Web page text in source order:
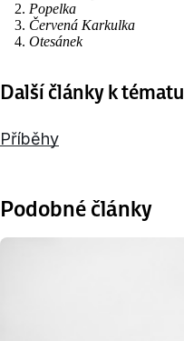
Popelka
Červená Karkulka
Otesánek
Další články k tématu
Příběhy
Podobné články